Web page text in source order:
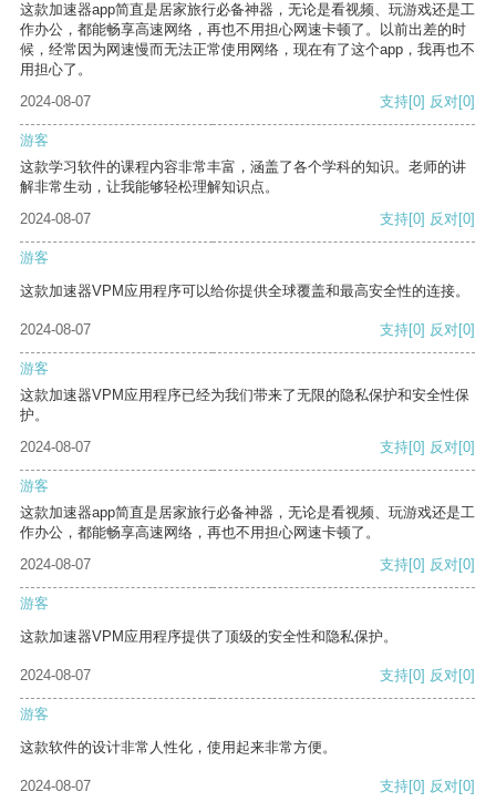
这款加速器app简直是居家旅行必备神器，无论是看视频、玩游戏还是工
作办公，都能畅享高速网络，再也不用担心网速卡顿了。以前出差的时
候，经常因为网速慢而无法正常使用网络，现在有了这个app，我再也不
用担心了。
2024-08-07
支持[0] 反对[0]
游客
这款学习软件的课程内容非常丰富，涵盖了各个学科的知识。老师的讲
解非常生动，让我能够轻松理解知识点。
2024-08-07
支持[0] 反对[0]
游客
这款加速器VPM应用程序可以给你提供全球覆盖和最高安全性的连接。
2024-08-07 支持[0] 反对[0]
游客
这款加速器VPM应用程序已经为我们带来了无限的隐私保护和安全性保
护。
2024-08-07
支持[0] 反对[0]
游客
这款加速器app简直是居家旅行必备神器，无论是看视频、玩游戏还是工
作办公，都能畅享高速网络，再也不用担心网速卡顿了。
2024-08-07
支持[0] 反对[0]
游客
这款加速器VPM应用程序提供了顶级的安全性和隐私保护。
2024-08-07 支持[0] 反对[0]
游客
这款软件的设计非常人性化，使用起来非常方便。
2024-08-07 支持[0] 反对[0]